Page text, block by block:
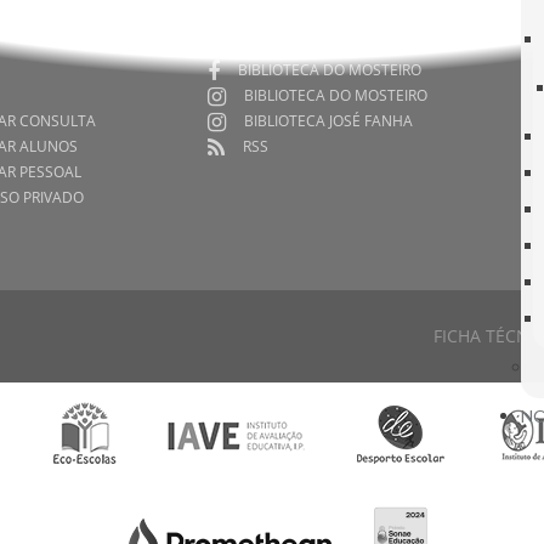
CONSULTA
ALUNOS
PESSOAL
PRIVADO
BIBLIOTECA DO MOSTEIRO
BIBLIOTECA DO MOSTEIRO
BIBLIOTECA JOSÉ FANHA
RSS
FICHA TÉCNICA